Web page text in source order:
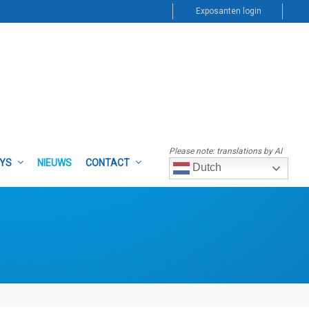
Exposanten login
NIEUWS CONTACT Dutch
Please note: translations by AI